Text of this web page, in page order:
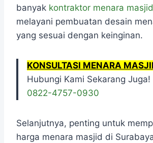
banyak kontraktor menara masjid
melayani pembuatan desain
yang sesuai dengan keinginan.
KONSULTASI MENARA
Hubungi Kami Sekarang Juga!
0822-4757-0930
Selanjutnya, penting untuk
harga menara masjid di